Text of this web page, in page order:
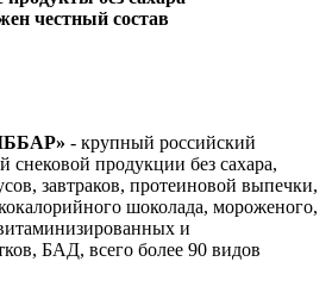
честный состав
- крупный российский
снековой продукции без сахара,
завтраков, протеиновой выпечки,
шоколада, мороженого,
и
БАД, всего более 90 видов